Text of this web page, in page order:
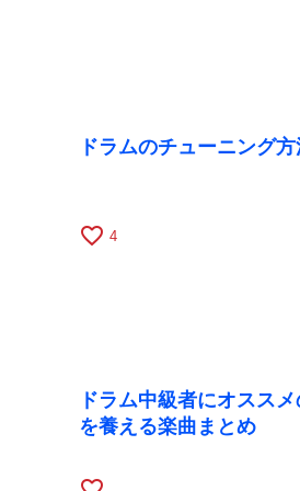
ドラムのチューニング
favorite_border 4
ドラム中級者にオスス
を養える楽曲まとめ